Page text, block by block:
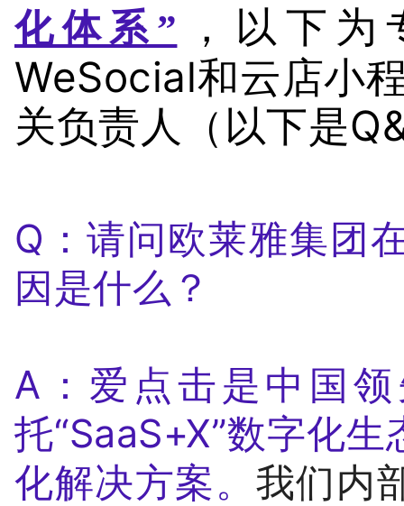
化体系”
，以下
WeSocial和云店小
关负责人（以下是
Q：请问欧莱雅集团
因是什么？
A：爱点击是中国
托“SaaS+X”数字化
化解决方案。 我们内